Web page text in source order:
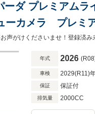
ダ プレミアムラ
カメラ プレミ
ター パワーバ
グ 全席USB充
年式 2026
車検 2029(R11)
保証 保証付
排気量 2000CC